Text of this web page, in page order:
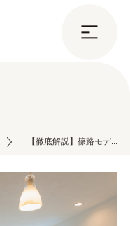
【徹底解説】篠路モデ...